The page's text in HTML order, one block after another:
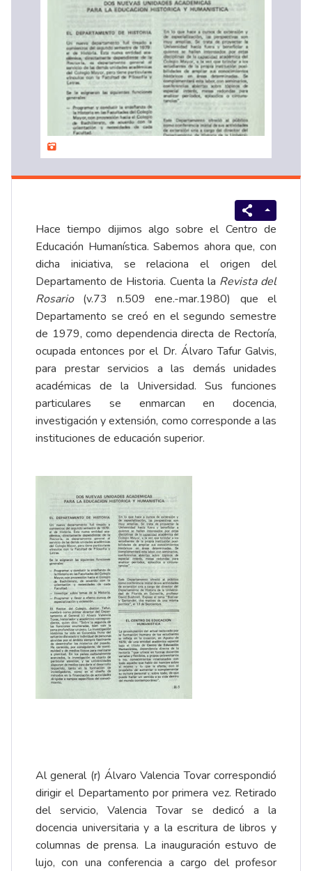
Hace tiempo dijimos algo sobre el Centro de
Educación Humanística. Sabemos ahora que, con
dicha iniciativa, se relaciona el origen del
Departamento de Historia. Cuenta la Revista del
Rosario(v.73 n.509 ene.-mar.1980) que el
Departamento se creó en el segundo semestre
de 1979, como dependencia directa de Rectoría,
ocupada entonces por el Dr. Álvaro Tafur Galvis,
para prestar servicios a las demás unidades
académicas de la Universidad. Sus funciones
particulares se enmarcan en docencia,
investigación y extensión, como corresponde a las
instituciones de educación superior.
Al general (r) Álvaro Valencia Tovar correspondió
dirigir el Departamento por primera vez. Retirado
del servicio, Valencia Tovar se dedicó a la
docencia universitaria y a la escritura de libros y
columnas de prensa. La inauguración estuvo de
lujo, con una conferencia a cargo del profesor